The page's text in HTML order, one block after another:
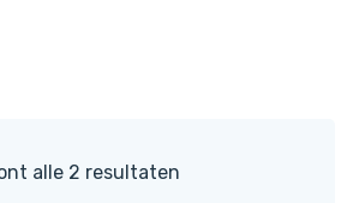
alle 2 resultaten